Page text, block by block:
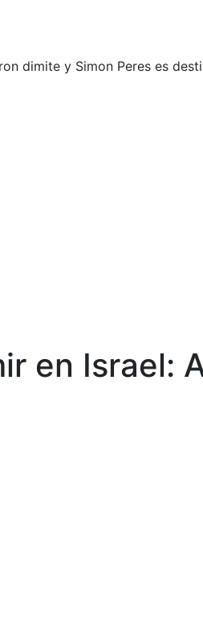
dimite y Simon Peres es
en Israel: